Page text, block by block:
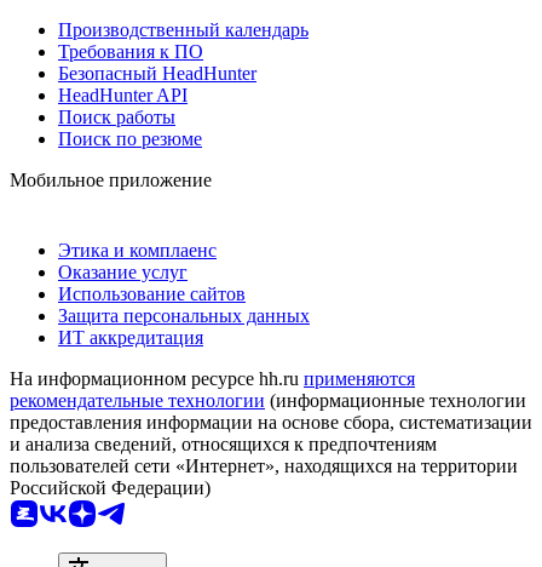
Производственный календарь
Требования к ПО
Безопасный HeadHunter
HeadHunter API
Поиск работы
Поиск по резюме
Мобильное приложение
Этика и комплаенс
Оказание услуг
Использование сайтов
Защита персональных данных
ИТ аккредитация
На информационном ресурсе hh.ru применяются
рекомендательные технологии (информационные технологии
предоставления информации на основе сбора, систематизации
и анализа сведений, относящихся к предпочтениям
пользователей сети «Интернет», находящихся на территории
Российской Федерации)